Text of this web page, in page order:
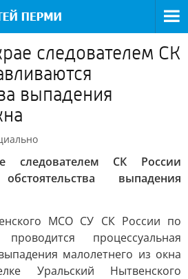
следователем СК
выпадения
следователем СК России
выпадения
МСО СУ СК России по
процессуальная
малолетнего из окна
Уральский Нытвенского